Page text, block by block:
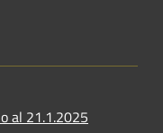
al 21.1.2025